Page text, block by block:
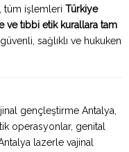
tüm işlemleri Türkiye
ve tıbbi etik kurallara tam
sağlıklı ve hukuken
gençleştirme Antalya,
operasyonlar, genital
lazerle vajinal